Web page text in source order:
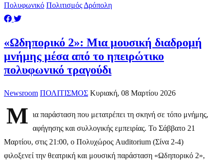
Πολυφωνικό Πολιτισμός Δρόπολη
«Ωδηπορικό 2»: Μια μουσική διαδρομή
μνήμης μέσα από το ηπειρώτικο
πολυφωνικό τραγούδι
Newsroom ΠΟΛΙΤΙΣΜΟΣ Κυριακή, 08 Μαρτίου 2026
Μ
ια παράσταση που μετατρέπει τη σκηνή σε τόπο μνήμης,
αφήγησης και συλλογικής εμπειρίας. Το Σάββατο 21
Μαρτίου, στις 21:00, ο Πολυχώρος Auditorium (Σίνα 2-4)
φιλοξενεί την θεατρική και μουσική παράσταση «Ωδηπορικό 2»,